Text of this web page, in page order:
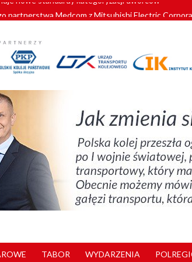
partnerstwa Medcom z Mitsubishi Electric
znów szuka dostawcy nowych EZT
kolejowych w północnej Wielkopolsce. Łatwiejsze
nowe standardy kategoryzacji dworców
TABOR WYDARZENIA